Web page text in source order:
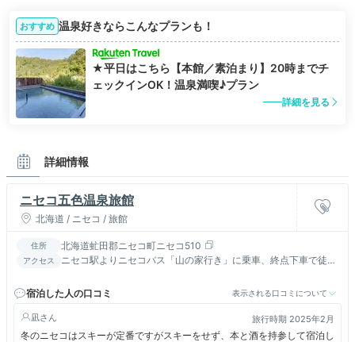
おすすめ 温泉好きならこんなプランも！
★平日はこちら【本館／素泊まり】20時までチ
ェックインOK！温泉満喫♪プラン
詳細を見る
詳細情報
ニセコ五色温泉旅館
北海道 / ニセコ / 旅館
住所 北海道虻田郡ニセコ町ニセコ510
アクセス
ニセコ駅よりニセコバス「山の家行き」に乗車、終点下車で徒歩
宿泊した人の口コミ
表示される口コミについて
凪 旅行時期 2025年2月
冬のニセコはスキーが定番ですがスキーをせず、本と酒を持参して宿泊し